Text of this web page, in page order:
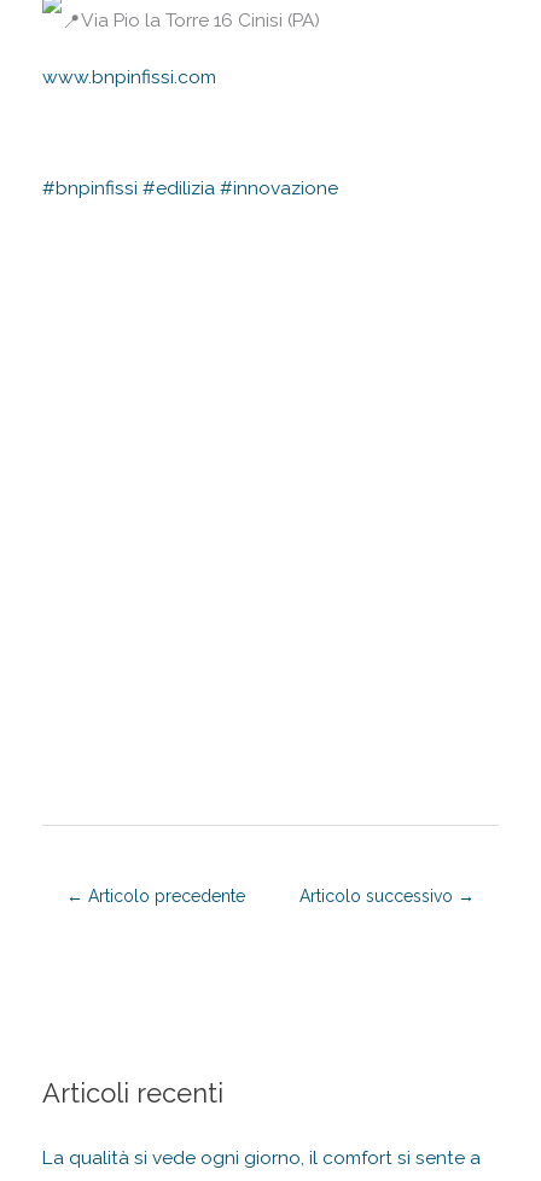
Articoli recenti
La qualità si vede ogni giorno, il comfort si sente a
Via Pio la Torre 16 Cinisi (PA)⠀
www.bnpinfissi.com
#bnpinfissi #edilizia #innovazione
← Articolo precedente Articolo successivo →